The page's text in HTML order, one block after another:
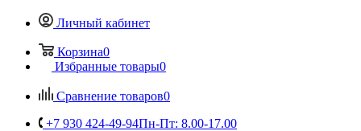
Личный кабинет
Корзина0
Избранные товары0
Сравнение товаров0
+7 930 424-49-94Пн-Пт: 8.00-17.00